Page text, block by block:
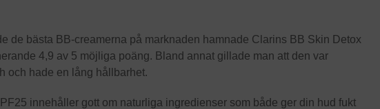
de bästa BB-creamerna på marknaden hamnade Clarins BB Skin Detox
4,9 av 5 möjliga poäng. Bland annat gillade man att den var
och hade en lång hållbarhet.
innehåller gott om naturliga ingredienser som både ger din hud fukt